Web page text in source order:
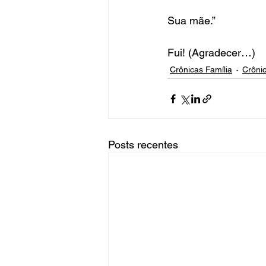
Sua mãe.”
Fui! (Agradecer…)
Crônicas Família
Posts recentes